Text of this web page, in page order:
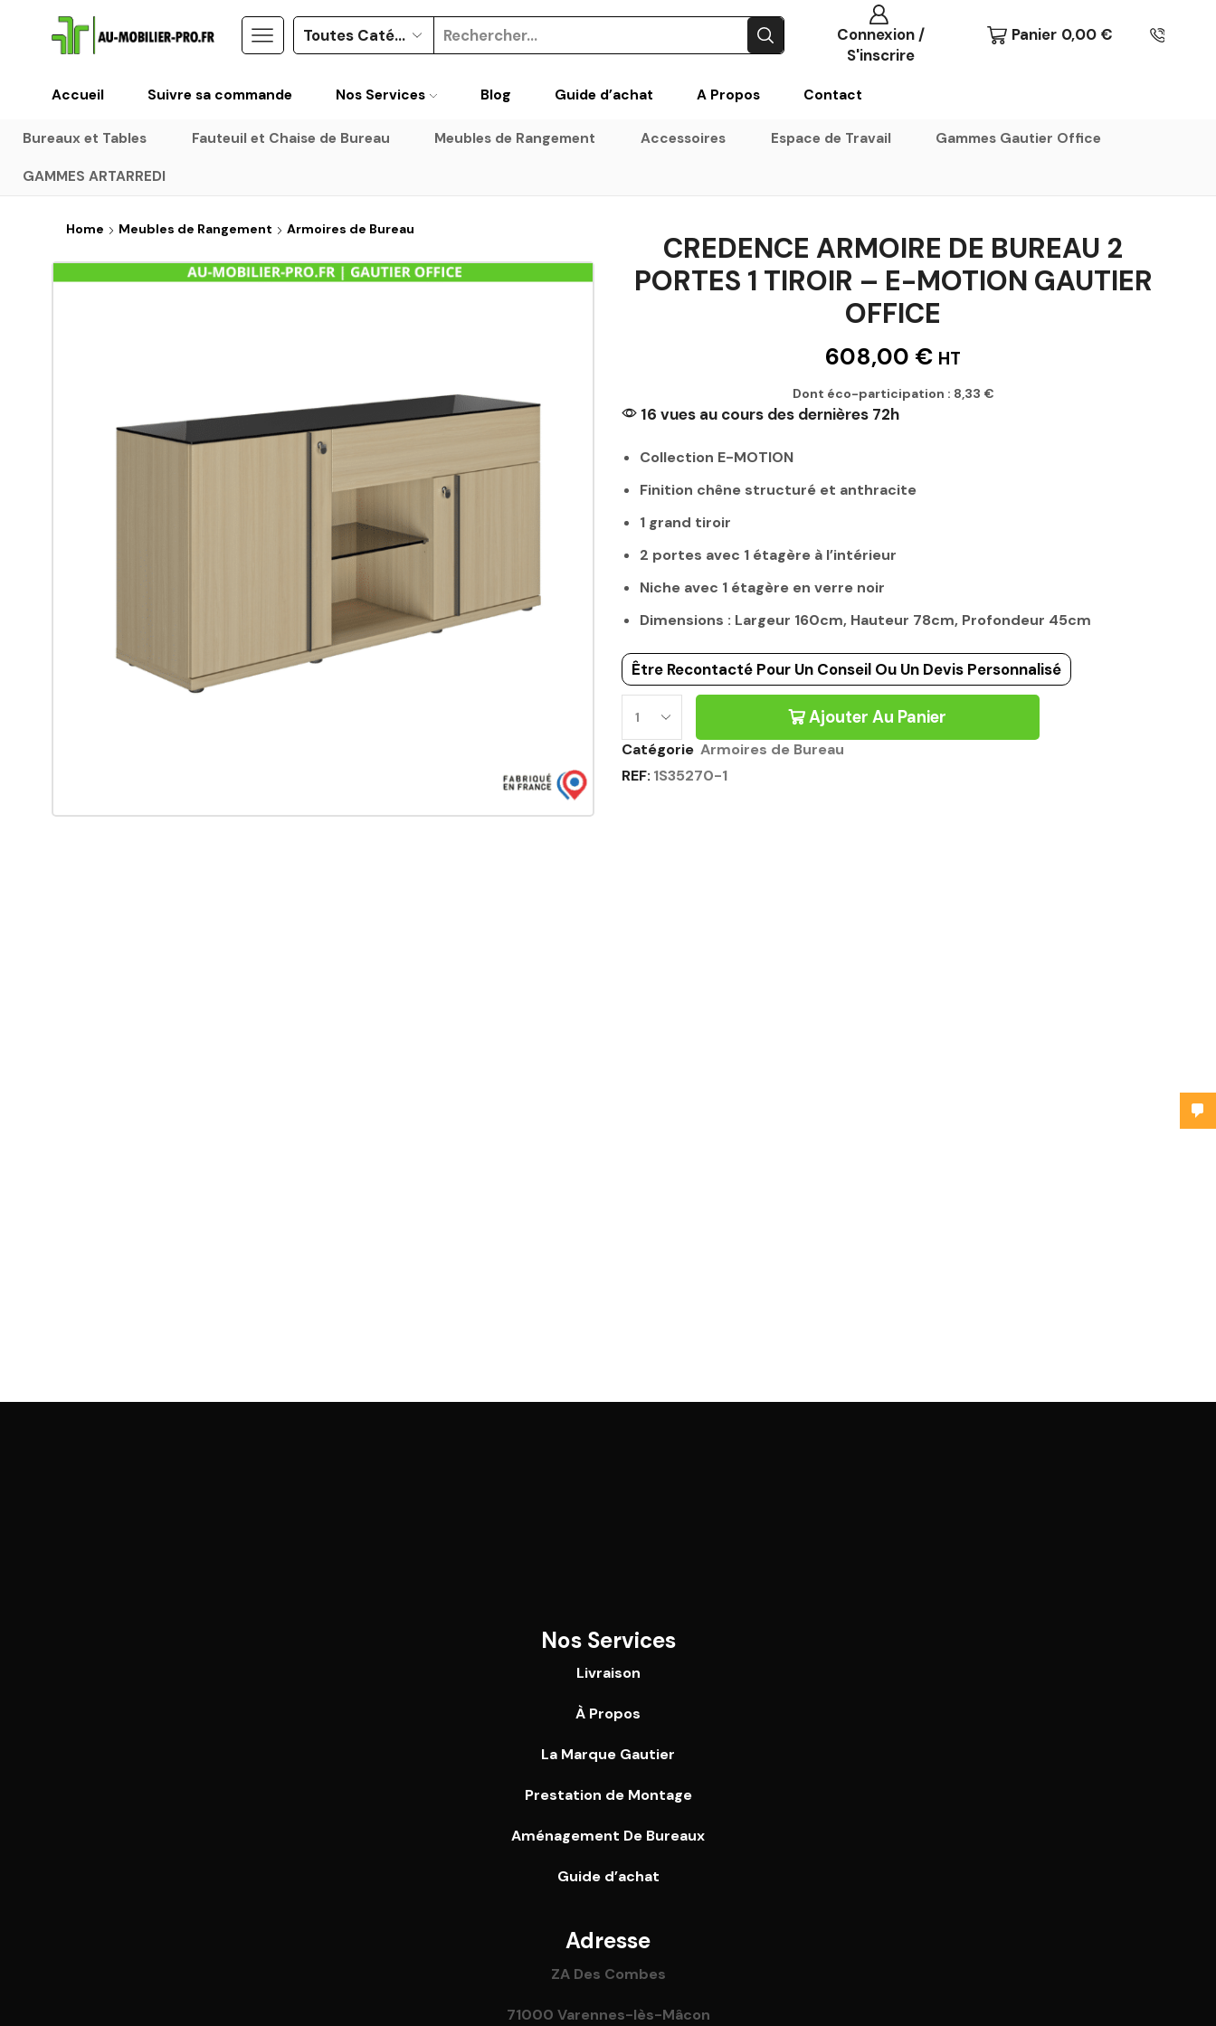
Connexion /
S'inscrire
Panier 0,00 €
Accueil Suivre sa commande Nos Services Blog Guide d’achat A Propos Contact
Bureaux et Tables Fauteuil et Chaise de Bureau Meubles de Rangement Accessoires Espace de Travail Gammes Gautier Office
GAMMES ARTARREDI
Home Meubles de Rangement Armoires de Bureau
CREDENCE ARMOIRE DE BUREAU 2
PORTES 1 TIROIR – E-MOTION GAUTIER
OFFICE
608,00 € HT
Dont éco-participation : 8,33 €
16 vues au cours des dernières 72h
Collection E-MOTION
Finition chêne structuré et anthracite
1 grand tiroir
2 portes avec 1 étagère à l’intérieur
Niche avec 1 étagère en verre noir
Dimensions : Largeur 160cm, Hauteur 78cm, Profondeur 45cm
Être Recontacté Pour Un Conseil Ou Un Devis Personnalisé
Ajouter Au Panier
Catégorie Armoires de Bureau
REF: 1S35270-1
Nos Services
Livraison
À Propos
La Marque Gautier
Prestation de Montage
Aménagement De Bureaux
Guide d’achat
Adresse
ZA Des Combes
71000 Varennes-lès-Mâcon